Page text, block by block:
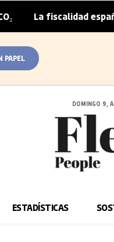
española cubre
PAPEL
DOMINGO 9,
ESTADÍSTICAS